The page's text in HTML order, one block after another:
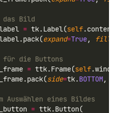
Bild
= tk.Label(self
expand=True, fill
für die Buttons
= ttk.Frame(self.window)
side=tk.BOTTOM,
Auswählen eines Bildes
= ttk.Button(